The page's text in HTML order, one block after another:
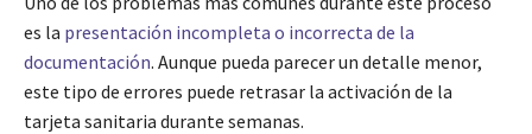
es la presentación incompleta o incorrecta de la
documentación. Aunque pueda parecer un detalle menor,
este tipo de errores puede retrasar la activación de la
tarjeta sanitaria durante semanas.